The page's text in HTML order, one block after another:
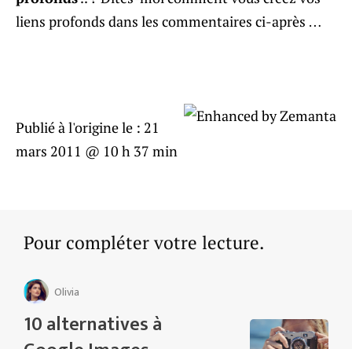
liens profonds dans les commentaires ci-après …
Publié à l'origine le : 21
mars 2011 @ 10 h 37 min
Pour compléter votre lecture.
Olivia
10 alternatives à